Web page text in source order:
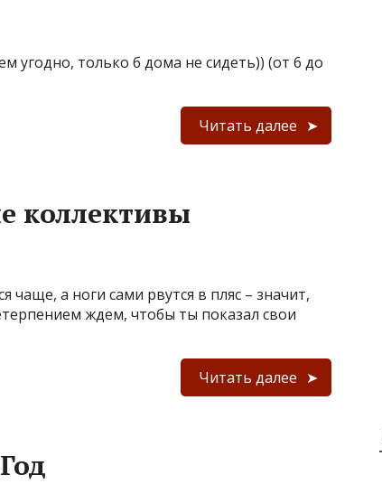
угодно, только б дома не сидеть)) (от 6 до
Читать далее
коллективы
чаще, а ноги сами рвутся в пляс – значит,
ждем, чтобы ты показал свои
Читать далее